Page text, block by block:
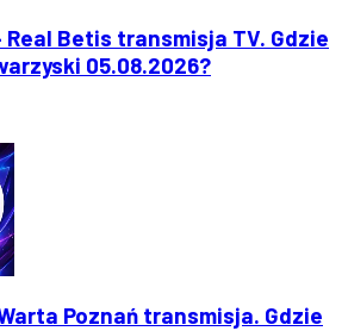
Betis transmisja TV. Gdzie
05.08.2026?
Poznań transmisja. Gdzie